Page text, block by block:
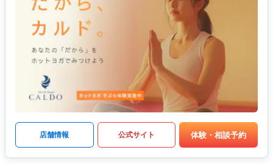
店舗情報 公式サイト 体験・相談予約